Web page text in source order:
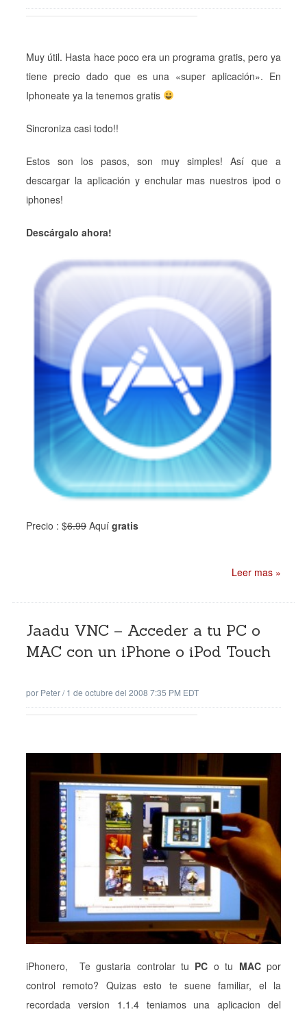
Muy útil. Hasta hace poco era un programa gratis, pero ya
tiene precio dado que es una «super aplicación». En
Iphoneate ya la tenemos gratis
Sincroniza casi todo!!
Estos son los pasos, son muy simples! Así que a
descargar la aplicación y enchular mas nuestros ipod o
iphones!
Descárgalo ahora!
Precio : $6.99 Aquí gratis
Leer mas »
Jaadu VNC – Acceder a tu PC o
MAC con un iPhone o iPod Touch
por Peter/1 de octubre del 2008 7:35 PM EDT
iPhonero, Te gustaria controlar tu PC o tu MACpor
control remoto? Quizas esto te suene familiar, el la
recordada version 1.1.4 teniamos una aplicacion del